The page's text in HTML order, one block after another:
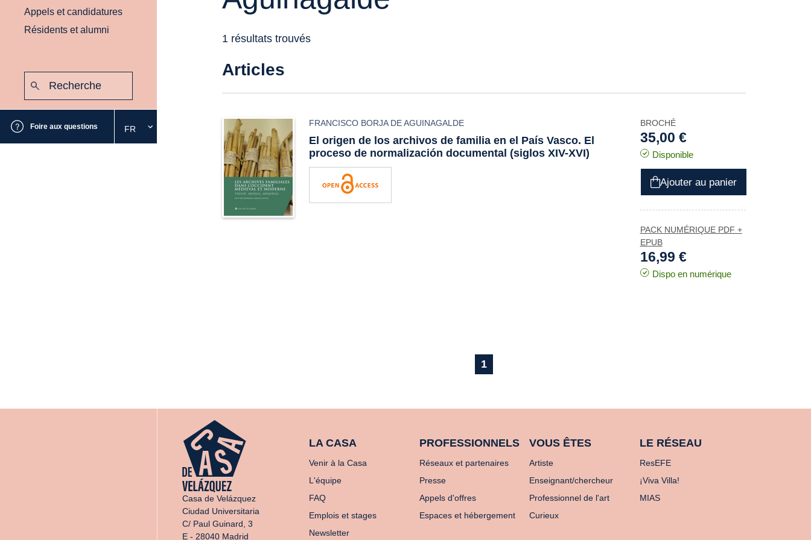
Appels et candidatures
Résidents et alumni
Foire aux questions
Sélectionnez
la
FR
1 résultats trouvés
Articles
FRANCISCO BORJA DE AGUINAGALDE
El origen de los archivos de familia en el País Vasco. El
proceso de normalización documental (siglos XIV-XVI)
BROCHÉ
35,00 €
Disponible
Ajouter au panier
PACK NUMÉRIQUE PDF +
EPUB
16,99 €
Dispo en numérique
1
Casa de Velázquez
Ciudad Universitaria
C/ Paul Guinard, 3
E - 28040 Madrid
LA CASA
Venir à la Casa
L'équipe
FAQ
Emplois et stages
Newsletter
PROFESSIONNELS
Réseaux et partenaires
Presse
Appels d'offres
Espaces et hébergement
VOUS ÊTES
Artiste
Enseignant/chercheur
Professionnel de l'art
Curieux
LE RÉSEAU
ResEFE
¡Viva Villa!
MIAS